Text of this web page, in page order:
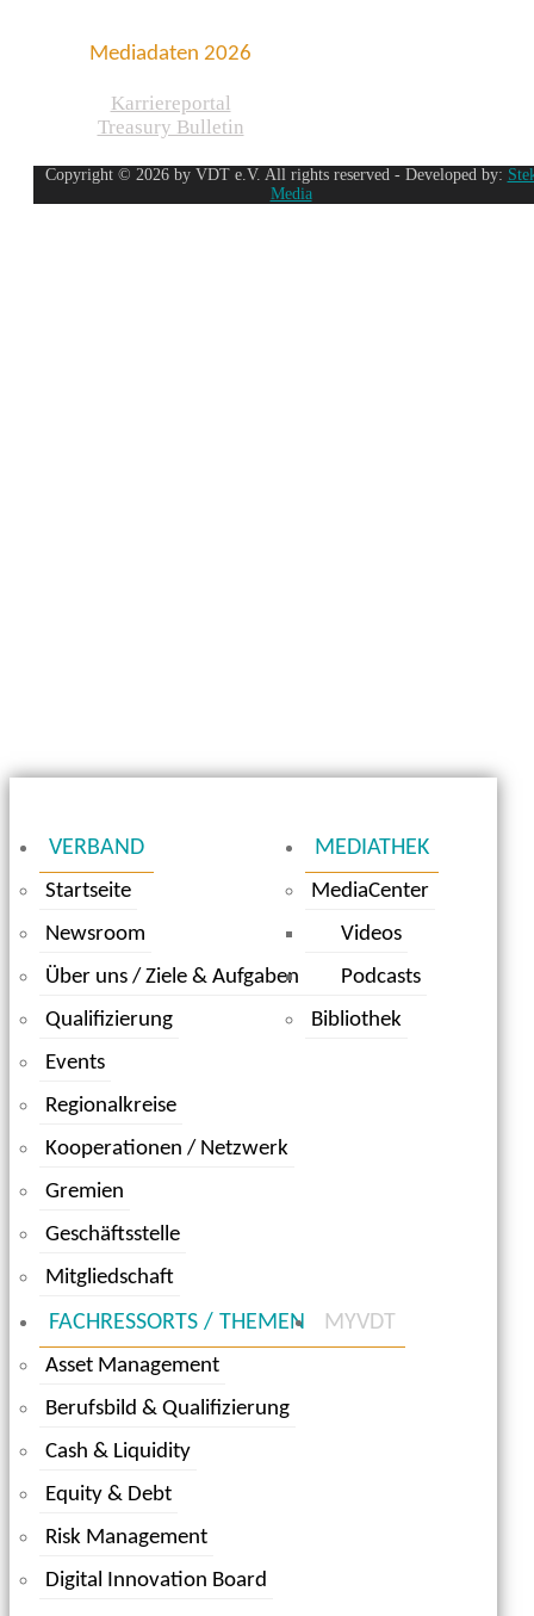
Mediadaten 2026
Karriereportal
Treasury Bulletin
Copyright © 2026 by VDT e.V. All rights reserved - Developed by:
Media
VERBAND
Startseite
Newsroom
Über uns / Ziele & Aufgaben
Qualifizierung
Events
Regionalkreise
Kooperationen / Netzwerk
Gremien
Geschäftsstelle
Mitgliedschaft
MEDIATHEK
MediaCenter
Videos
Podcasts
Bibliothek
FACHRESSORTS / THEMEN
Asset Management
Berufsbild & Qualifizierung
Cash & Liquidity
Equity & Debt
Risk Management
Digital Innovation Board
MYVDT